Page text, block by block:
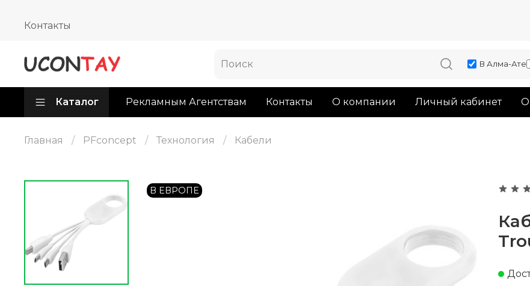
Контакты
В Алма-Ате
Каталог Рекламным Агентствам Контакты О компании Личный кабинет
Главная PFconcept Технология Кабели
В ЕВРОПЕ